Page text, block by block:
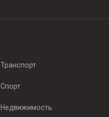
Транспорт
Спорт
Недвижимость